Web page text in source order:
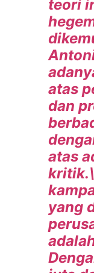
teori
atas
dan
atas
yang